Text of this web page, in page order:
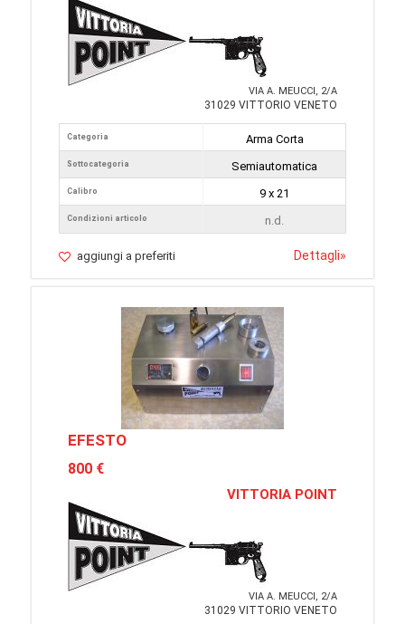
VIA A. MEUCCI, 2/A
31029 VITTORIO VENETO
Categoria
Sottocategoria
Calibro
Condizioni articolo
Arma Corta
Semiautomatica
9 x 21
n.d.
aggiungi a preferiti Dettagli»
EFESTO
800 €
VITTORIA POINT
VIA A. MEUCCI, 2/A
31029 VITTORIO VENETO